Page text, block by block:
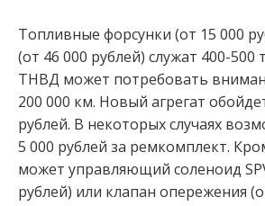
Топливные форсунки (от 15 000
(от 46 000 рублей) служат 400-500
ТНВД может потребовать
200 000 км. Новый агрегат
рублей. В некоторых случаях
5 000 рублей за ремкомплект.
может управляющий соленоид
рублей) или клапан опережения